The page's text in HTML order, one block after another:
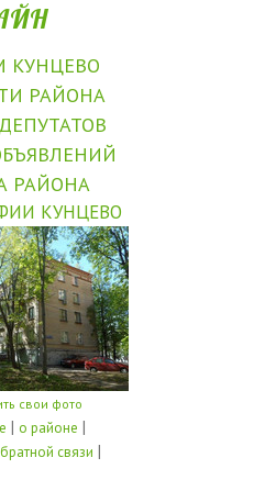
КУНЦЕВО
РАЙОНА
РАЙОНА
КУНЦЕВО
свои фото
| о районе |
связи |